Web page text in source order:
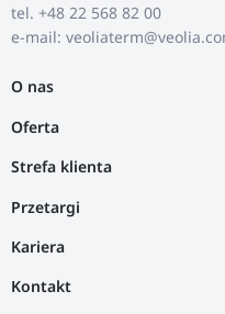
tel. +48 22 568 82 00
e-mail:
O nas
Oferta
Strefa klienta
Przetargi
Kariera
Kontakt